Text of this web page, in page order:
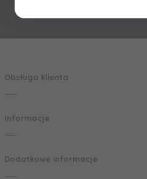
Obsługa klienta
Informacje
Dodatkowe informacje